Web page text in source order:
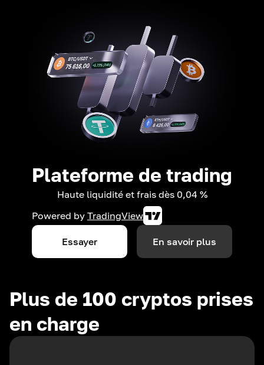
Plateforme de trading
Haute liquidité et frais dès 0,04 %
Powered by TradingView
Essayer En savoir plus
Plus de 100 cryptos prises
en charge